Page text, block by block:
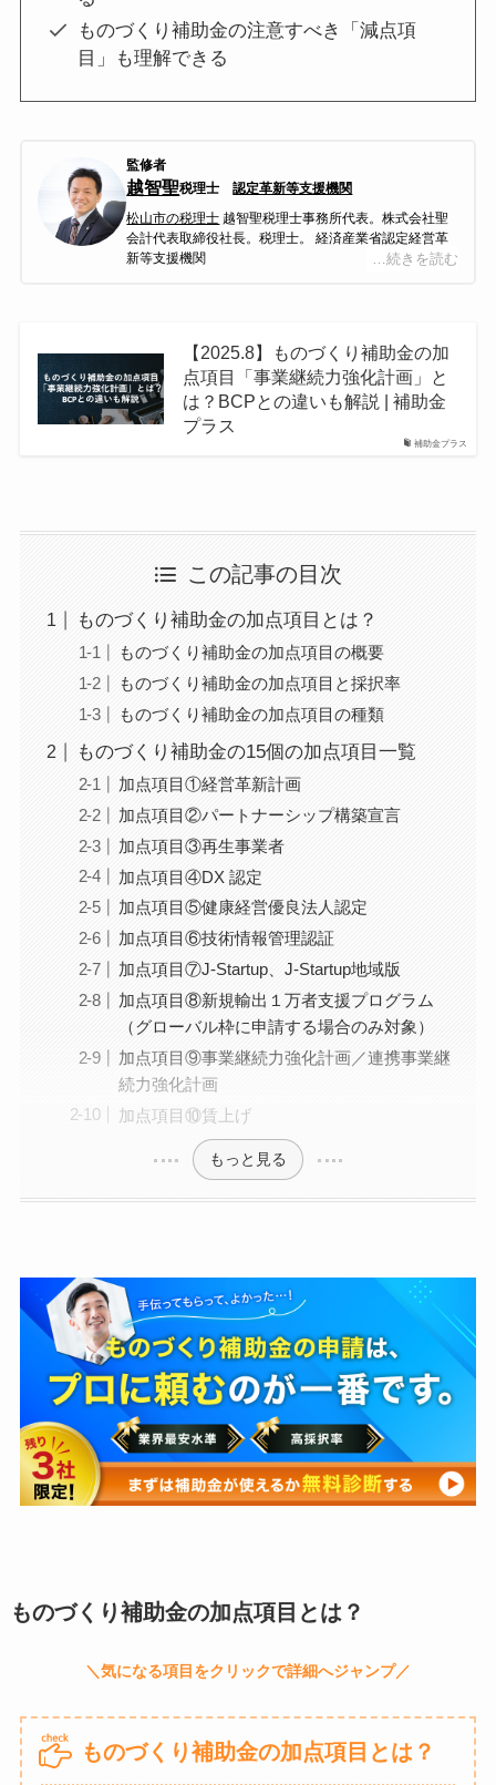
ものづくり補助金の注意すべき「減点項
目」も理解できる
監修者
越智聖税理士認定革新等支援機関
…続きを読む
松山市の税理士 越智聖税理士事務所代表。株式会社聖
会計代表取締役社長。税理士。 経済産業省認定経営革
新等支援機関
グ、緻密な経営診断にもとづく経営コンサルティング
などを得意としている。前職において関与先の上場支
援、多くの業種の税務経営支援、相続税、事業承継対
策に従事し、12年の実務経験を経て独立開業。現在、
職員６名の体制でお客様を支援。
士などの中で5位になる。四国税理士会松山支部所属。
み、新規事業立ち上げから財務体質改善、集客アドバ
業種に対応し、建設業、飲食業、不動産業、社会福祉
い業種にも対応している。仕事のほとんどがお客様や
他士業の先生からの紹介となっている。現状では80％
が紹介で、それ以外は直接の依頼や、ネットでの集客
である。税理士業務以外の仕事（保険、法人設立、建
に依頼し、お客様へのサポート体制の拡充を図ってい
る。顧問先が黒字になるように、出来上がった試算表
を基に徹底的に分析して改善すべき点を指摘。また、
多くの業種を取り扱っていて、周りの業界のヒアリン
グ調査も実施。これにより、一般的には7割が赤字企業
といわれるなか、当事務所の顧問先の黒字率は6割を超
える。
【他媒体での監修事例】
・UPSIDERお役立ち記事にて記事監修
補助金プラス
【2025.8】ものづくり補助金の加
点項目「事業継続力強化計画」と
は？BCPとの違いも解説 | 補助金
プラス
この記事の目次
ものづくり補助金の加点項目とは？
ものづくり補助金の加点項目の概要
ものづくり補助金の加点項目と採択率
ものづくり補助金の加点項目の種類
ものづくり補助金の15個の加点項目一覧
加点項目①経営革新計画
加点項目②パートナーシップ構築宣言
加点項目③再生事業者
加点項目④DX 認定
加点項目⑤健康経営優良法人認定
加点項目⑥技術情報管理認証
加点項目⑦J-Startup、J-Startup地域版
加点項目⑧新規輸出１万者支援プログラム
（グローバル枠に申請する場合のみ対象）
加点項目⑨事業継続力強化計画／連携事業継
続力強化計画
加点項目⑩賃上げ
もっと見る
ものづくり補助金の加点項目とは？
ものづくり補助金の加点項目とは？